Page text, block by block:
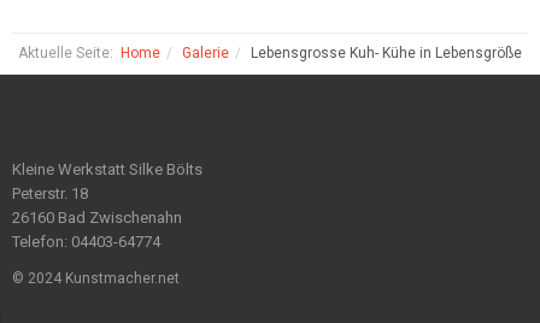
Aktuelle Seite: Home Galerie Lebensgrosse Kuh- Kühe in Lebensgröße
Kleine Werkstatt Silke Bölts
Peterstr. 18
26160 Bad Zwischenahn
Telefon: 04403-64774
© 2024 Kunstmacher.net